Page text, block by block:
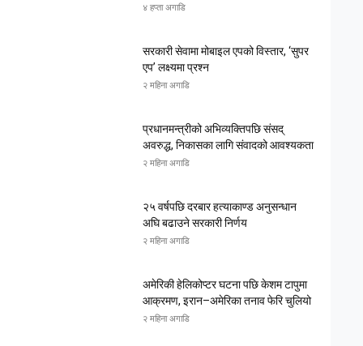
४ हप्ता अगाडि
सरकारी सेवामा मोबाइल एपको विस्तार, ‘सुपर
एप’ लक्ष्यमा प्रश्न
२ महिना अगाडि
प्रधानमन्त्रीको अभिव्यक्तिपछि संसद्
अवरुद्ध, निकासका लागि संवादको आवश्यकता
२ महिना अगाडि
२५ वर्षपछि दरबार हत्याकाण्ड अनुसन्धान
अघि बढाउने सरकारी निर्णय
२ महिना अगाडि
अमेरिकी हेलिकोप्टर घटना पछि केशम टापुमा
आक्रमण, इरान–अमेरिका तनाव फेरि चुलियो
२ महिना अगाडि